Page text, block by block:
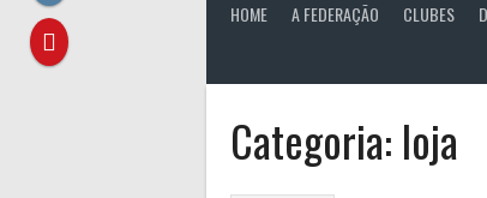
HOME A FEDERAÇÃO CLUBES
Categoria: loja